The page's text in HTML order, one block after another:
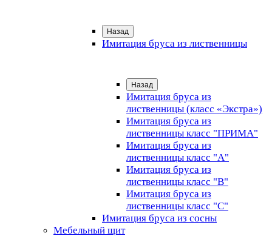
Назад
Имитация бруса из лиственницы
Назад
Имитация бруса из
лиственницы (класс «Экстра»)
Имитация бруса из
лиственницы класс "ПРИМА"
Имитация бруса из
лиственницы класс "А"
Имитация бруса из
лиственницы класс "B"
Имитация бруса из
лиственницы класс "C"
Имитация бруса из сосны
Мебельный щит